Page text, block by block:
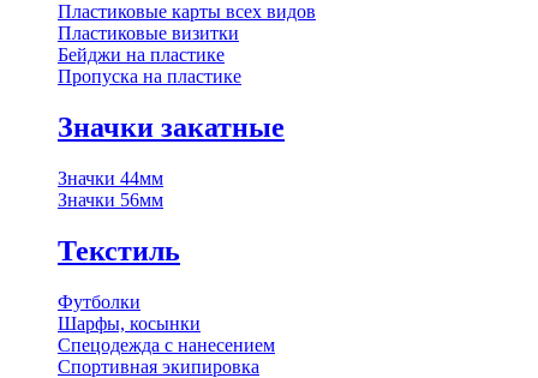
Пластиковые карты всех видов
Пластиковые визитки
Бейджи на пластике
Пропуска на пластике
Значки закатные
Значки 44мм
Значки 56мм
Текстиль
Футболки
Шарфы, косынки
Спецодежда с нанесением
Спортивная экипировка